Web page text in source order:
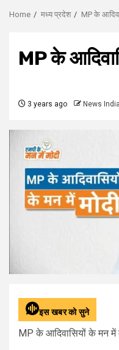
Home मध्य प्रदेश MP के
MP के
3 years ago News
इस खबर को सुने
MP के आदिवासियों के मन में